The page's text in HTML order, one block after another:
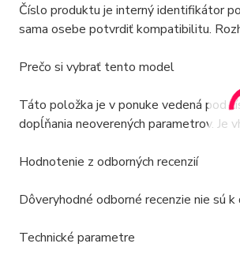
Číslo produktu je interný identifikátor
sama osebe potvrdiť kompatibilitu.
Prečo si vybrať tento model
Táto položka je v ponuke vedená pod
dopĺňania neoverených parametrov. Je
Hodnotenie z odborných recenzií
Dôveryhodné odborné recenzie nie sú k
Technické parametre